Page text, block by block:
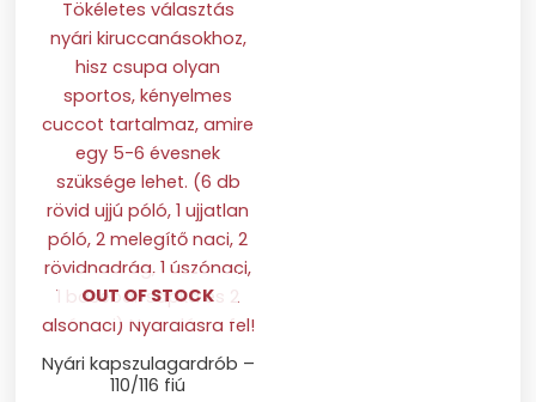
OUT OF STOCK
Nyári kapszulagardrób –
110/116 fiú